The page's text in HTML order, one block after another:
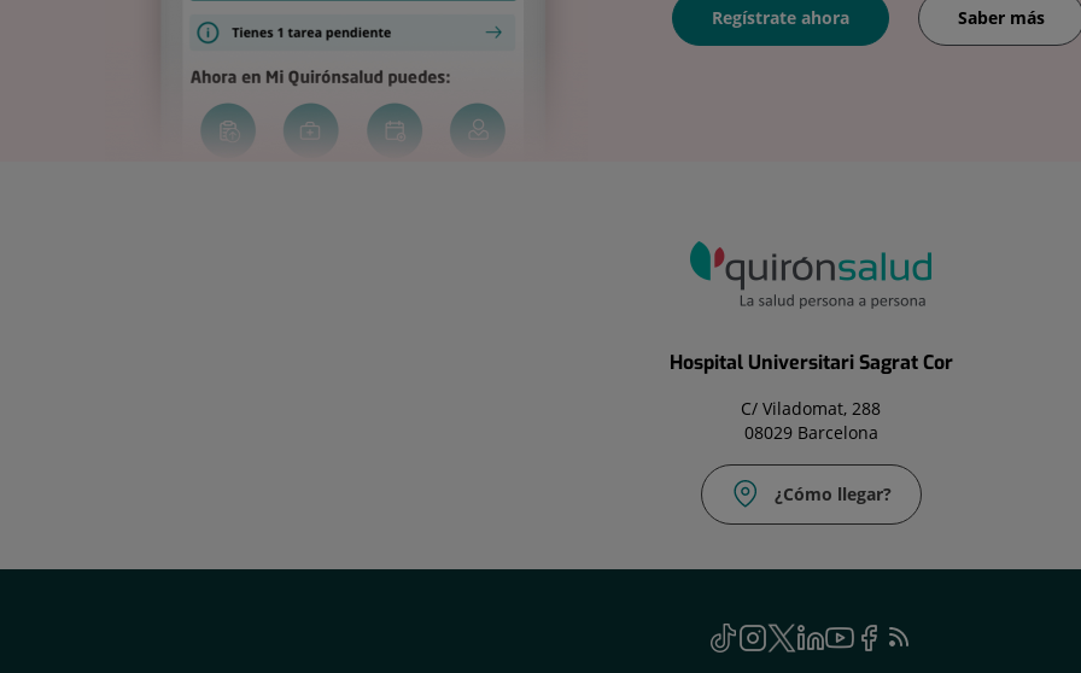
Regístrate ahora Saber más
Hospital Universitari Sagrat Cor
C/ Viladomat, 288
08029 Barcelona
¿Cómo llegar?
TikTok
Este
enlace
Instagram
Este
enlace
Twitter
Este
enlace
Linkedin
Este
enlace
Youtube
Este
enlace
Facebook
Este
enlace
Feed
Este